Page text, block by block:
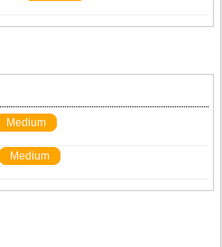
Medium
Medium